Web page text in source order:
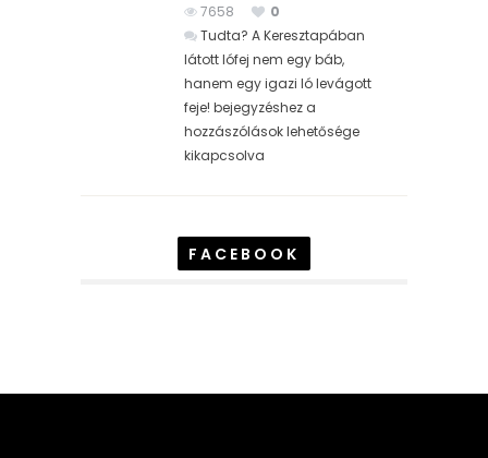
7658
0
Tudta? A Keresztapában
látott lófej nem egy báb,
hanem egy igazi ló levágott
feje! bejegyzéshez a
hozzászólások lehetősége
kikapcsolva
FACEBOOK